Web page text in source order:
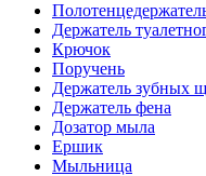
Держатель
Крючок
Поручень
Держатель зубных
Держатель фена
Дозатор мыла
Eршик
Мыльница